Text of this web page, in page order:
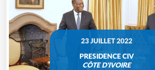
23 JUILLET 2022
PRESIDENCE CIV
CÔTE D'IVOIRE